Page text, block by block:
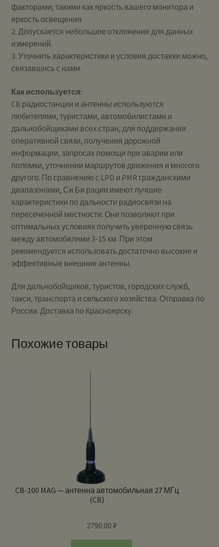
факторами; такими как яркость вашего монитора и
яркость освещения.
2. Допускается небольшое отклонение для данных
измерений.
3. Уточнить характеристики и условия доставки можно,
связавшись с нами.
Как используется:
CB радиостанции и антенны используются
любителями, туристами, автомобилистами и
дальнобойщиками всех стран, для поддержания
оперативной связи, получения дорожной
информации, запросах помощи при аварии или
поломки, уточнении маршрутов движения и многого
другого. По сравнению с LPD и PMR гражданскими
диапазонами, Си Би рации имеют лучшие
характеристики по дальности радиосвязи на
пересеченной местности. Они позволяют при
оптимальных условиях получить уверенную связь
между автомобилями 3-15 км. При этом
рекомендуется использовать достаточно высокие и
эффективные внешние антенны.
Для дальнобойщиков, туристов, городских служб,
такси, транспорта и сельского хозяйства. Отправка по
России. Доставка по Красноярску.
Похожие товары
CB-100 MAG — антенна автомобильная 27 МГц
(CB)
2790.00 ₽